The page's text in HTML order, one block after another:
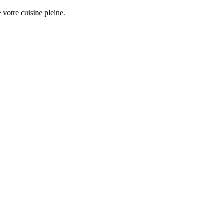
votre cuisine pleine.